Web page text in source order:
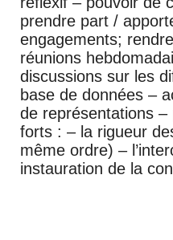
prendre part /
engagements;
réunions
discussions sur les
base de données –
de représentations
forts : – la rigueur
même ordre) –
instauration de la